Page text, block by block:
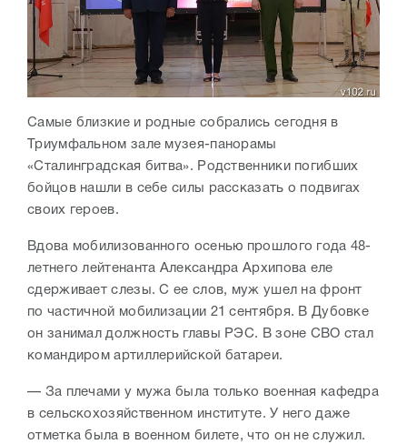
Самые близкие и родные собрались сегодня в
Триумфальном зале музея-панорамы
«Сталинградская битва». Родственники погибших
бойцов нашли в себе силы рассказать о подвигах
своих героев.
Вдова мобилизованного осенью прошлого года 48-
летнего лейтенанта Александра Архипова еле
сдерживает слезы. С ее слов, муж ушел на фронт
по частичной мобилизации 21 сентября. В Дубовке
он занимал должность главы РЭС. В зоне СВО стал
командиром артиллерийской батареи.
— За плечами у мужа была только военная кафедра
в сельскохозяйственном институте. У него даже
отметка была в военном билете, что он не служил.